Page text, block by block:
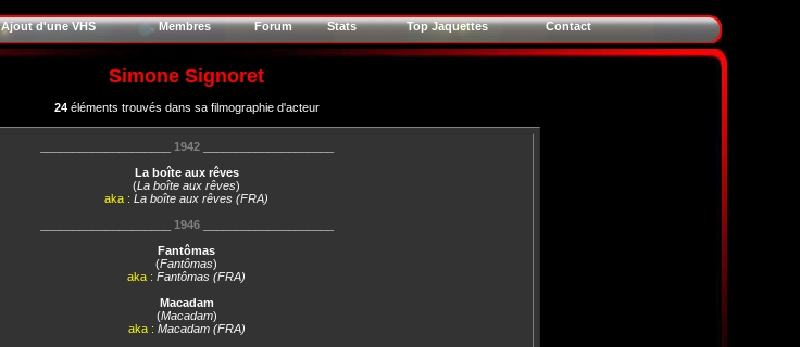
Ajout d'une VHS Membres Forum Stats Top Jaquettes Contact
Simone Signoret
24éléments trouvés dans sa filmographie d'acteur
1942____________________
La boîte aux rêves
(La boîte aux rêves)
aka : La boîte aux rêves (FRA)
1946____________________
Fantômas
(Fantômas)
aka : Fantômas (FRA)
Macadam
(Macadam)
aka : Macadam (FRA)